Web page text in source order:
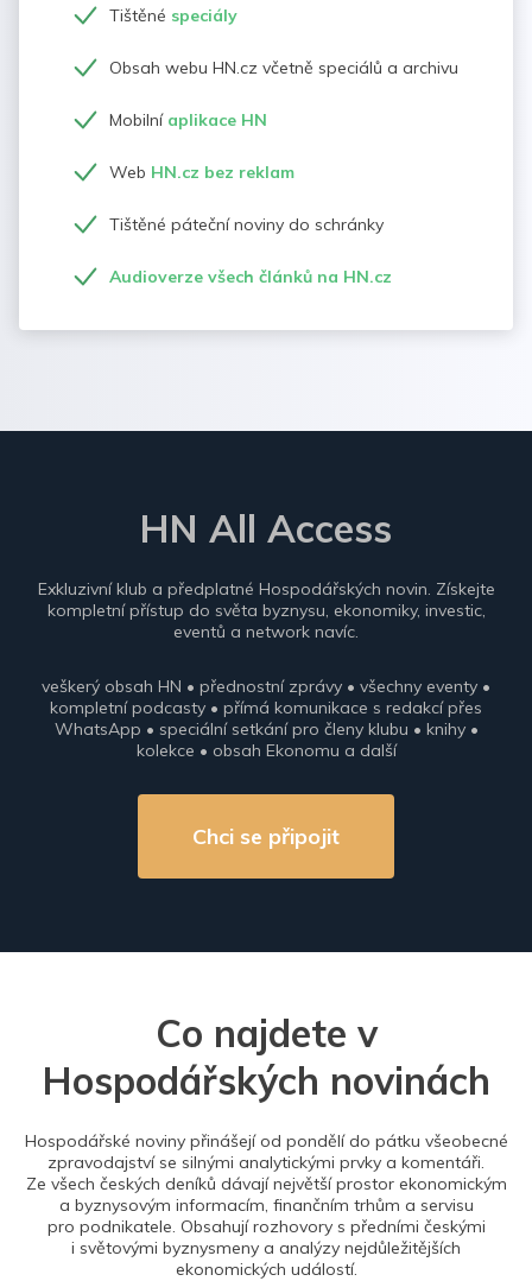
Tištěné speciály
Obsah webu HN.cz včetně speciálů a archivu
Mobilní aplikace HN
Web HN.cz bez reklam
Tištěné páteční noviny do schránky
Audioverze všech článků na HN.cz
HN All Access
Exkluzivní klub a předplatné Hospodářských novin. Získejte
kompletní přístup do světa byznysu, ekonomiky, investic,
eventů a network navíc.
veškerý obsah HN • přednostní zprávy • všechny eventy •
kompletní podcasty • přímá komunikace s redakcí přes
WhatsApp • speciální setkání pro členy klubu • knihy •
kolekce • obsah Ekonomu a další
Chci se připojit
Co najdete v
Hospodářských novinách
Hospodářské noviny přinášejí od pondělí do pátku všeobecné
zpravodajství se silnými analytickými prvky a komentáři.
Ze všech českých deníků dávají největší prostor ekonomickým
a byznysovým informacím, finančním trhům a servisu
pro podnikatele. Obsahují rozhovory s předními českými
i světovými byznysmeny a analýzy nejdůležitějších
ekonomických událostí.